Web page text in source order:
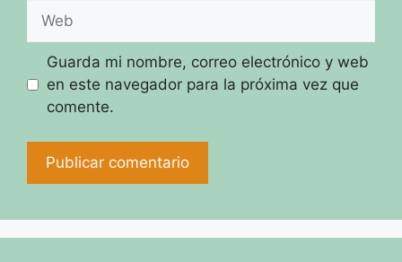
Web
Guarda mi nombre, correo electrónico y web
en este navegador para la próxima vez que
comente.